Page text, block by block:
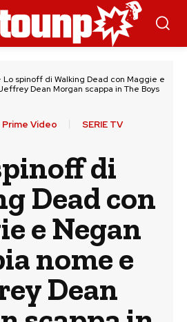
Lo spinoff di Walking Dead con Maggie e
Dean Morgan scappa in The Boys
Prime Video SERIE TV
di
Dead con
e Negan
nome e
Dean